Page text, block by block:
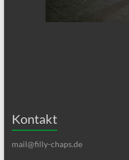
Kontakt
mail@filly-chaps.de